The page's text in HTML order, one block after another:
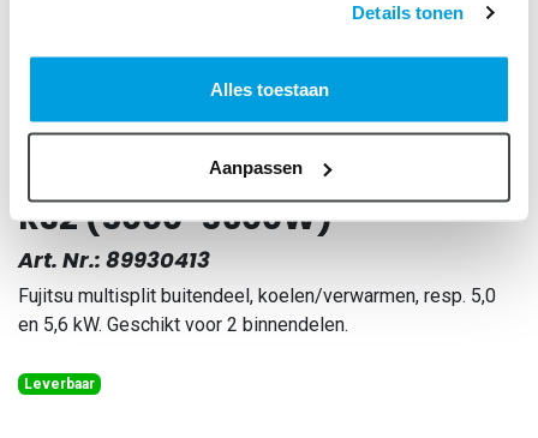
Details tonen
Alles toestaan
Aanpassen
Fujitsu AOYG18KBTA2 R32
buitenunit Multi-Split Duo
R32 (5000-5600W)
Art. Nr.: 89930413
Fujitsu multisplit buitendeel, koelen/verwarmen, resp. 5,0
en 5,6 kW. Geschikt voor 2 binnendelen.
Leverbaar